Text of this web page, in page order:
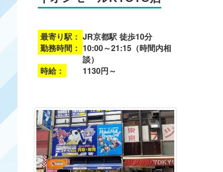
最寄り駅： JR京都駅 徒歩10分
勤務時間： 10:00～21:15（時間内相
談）
時給：
1130円～